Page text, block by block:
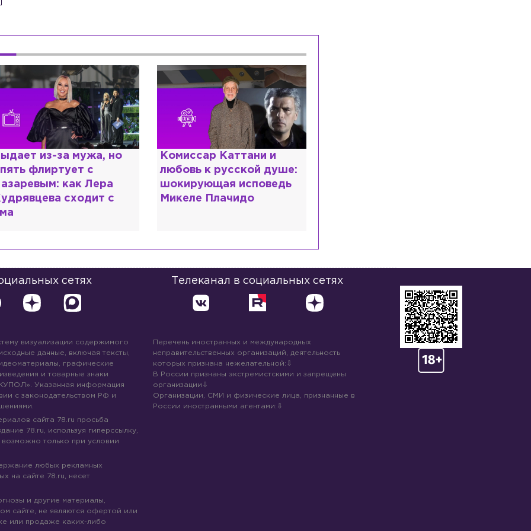
Комиссар Каттани и
любовь к русской душе:
шокирующая исповедь
Микеле Плачидо
Специалист с напрасным
дипломом: почему мир
разочаровался в высшем
образовании?
сетях Телеканал в социальных сетях
визуализации содержимого
данные, включая тексты,
графические
и товарные знаки
Указанная информация
с законодательством РФ и
сайта 78.ru просьба
78.ru, используя гиперссылку,
возможно только при условии
любых рекламных
на сайте 78.ru, несет
и другие материалы,
сайте, не являются офертой или
или продаже каких-либо
Перечень иностранных и международных
неправительственных организаций, деятельность
которых признана нежелательной:
В России признаны экстремистскими и запрещены
организации
Организации, СМИ и физические лица, признанные в
России иностранными агентами: